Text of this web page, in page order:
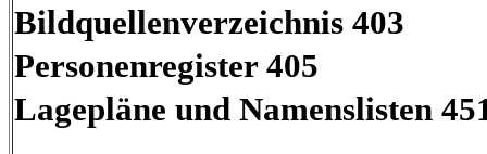
Bildquellenverzeichnis 403
Personenregister 405
Lagepläne und Namenslisten